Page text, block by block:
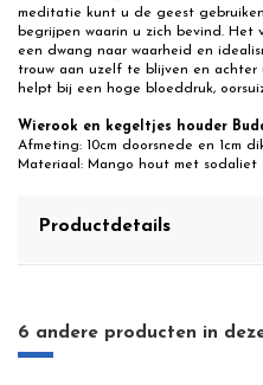
meditatie kunt u de geest
begrijpen waarin u zich bevind.
een dwang naar waarheid en
trouw aan uzelf te blijven en
helpt bij een hoge bloeddruk,
Wierook en kegeltjes houder
Afmeting: 10cm doorsnede en 1cm
Materiaal: Mango hout met sodaliet
Productdetails
6 andere producten in